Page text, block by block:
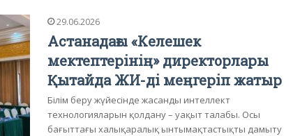
29.06.2026
Астанадағы «Келешек
мектептерінің» директорлары
Қытайда ЖИ-ді меңгеріп жатыр
Білім беру жүйесінде жасанды интеллект
технологияларын қолдану – уақыт талабы. Осы
бағыттағы халықаралық ынтымақтастықты дамыту